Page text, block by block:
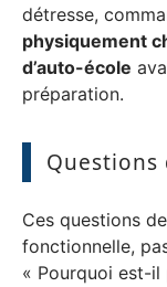
détresse,
physiquement
d’auto-école
préparation.
Ces questions
fonctionnelle,
« Pourquoi est-il